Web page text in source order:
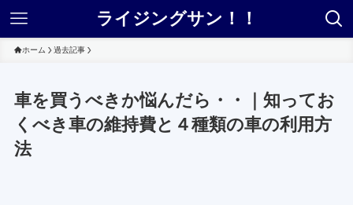
ライジングサン！！
ホーム 過去記事
車を買うべきか悩んだら・・｜知ってお
くべき車の維持費と４種類の車の利用方
法